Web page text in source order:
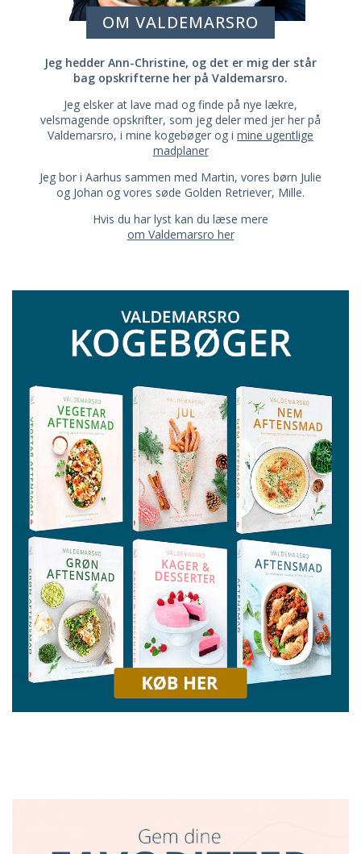
OM VALDEMARSRO
Jeg hedder Ann-Christine, og det er mig der står
bag opskrifterne her på Valdemarsro.
Jeg elsker at lave mad og finde på nye lækre,
velsmagende opskrifter, som jeg deler med jer her på
Valdemarsro, i mine kogebøger og i mine ugentlige
madplaner
Jeg bor i Aarhus sammen med Martin, vores børn Julie
og Johan og vores søde Golden Retriever, Mille.
Hvis du har lyst kan du læse mere
om Valdemarsro her